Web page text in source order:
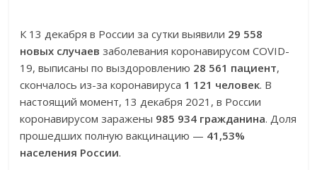
К 13 декабря в России за сутки выявили 29 558
новых случаев заболевания коронавирусом COVID-
19, выписаны по выздоровлению 28 561 пациент,
скончалось из-за коронавируса 1 121 человек. В
настоящий момент, 13 декабря 2021, в России
коронавирусом заражены 985 934 гражданина. Доля
прошедших полную вакцинацию — 41,53%
населения России.